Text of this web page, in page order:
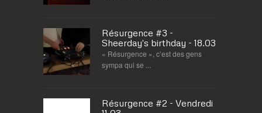
Résurgence #3 -
Sheerday's birthday - 18.03
« Résurgence », c’est des gens
sympa qui se ...
Résurgence #2 - Vendredi